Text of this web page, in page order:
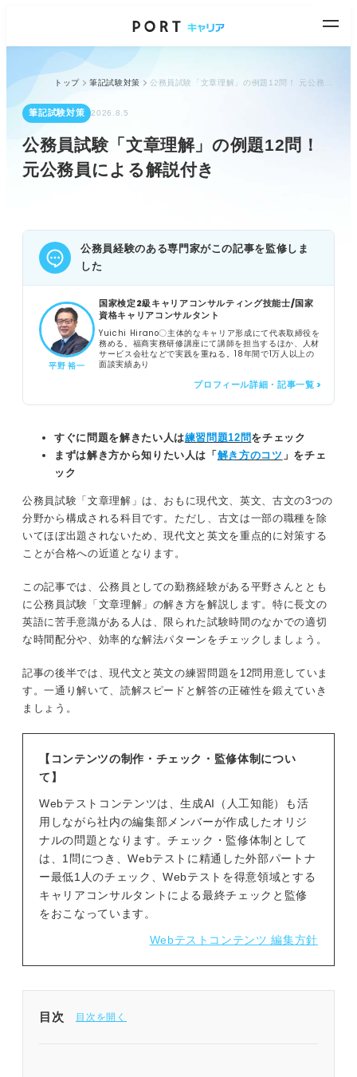
トップ 筆記試験対策
筆記試験対策 2026.8.5
公務員試験「文章理解」の例題12問！
元公務員による解説付き
公務員経験のある専門家がこの記事を監修しま
した
平野 裕一
国家検定2級キャリアコンサルティング技能士/国家
資格キャリアコンサルタント
Yuichi Hirano〇主体的なキャリア形成にて代表取締役を
務める。福商実務研修講座にて講師を担当するほか、人材
サービス会社などで実践を重ねる。18年間で1万人以上の
面談実績あり
プロフィール詳細・記事一覧 >
すぐに問題を解きたい人は練習問題12問をチェック
まずは解き方から知りたい人は「 解き方のコツ 」をチェ
ック
公務員試験「文章理解」は、おもに現代文、英文、古文の3つの
分野から構成される科目です。ただし、古文は一部の職種を除
いてほぼ出題されないため、現代文と英文を重点的に対策する
ことが合格への近道となります。
この記事では、公務員としての勤務経験がある平野さんととも
に公務員試験「文章理解」の解き方を解説します。特に長文の
英語に苦手意識がある人は、限られた試験時間のなかでの適切
な時間配分や、効率的な解法パターンをチェックしましょう。
記事の後半では、現代文と英文の練習問題を12問用意していま
す。一通り解いて、読解スピードと解答の正確性を鍛えていき
ましょう。
【コンテンツの制作・チェック・監修体制につい
て】
Webテストコンテンツは、生成AI（人工知能）も活
用しながら社内の編集部メンバーが作成したオリジ
ナルの問題となります。チェック・監修体制として
は、1問につき、Webテストに精通した外部パートナ
ー最低1人のチェック、Webテストを得意領域とする
キャリアコンサルタントによる最終チェックと監修
をおこなっています。
Webテストコンテンツ 編集方針
目次